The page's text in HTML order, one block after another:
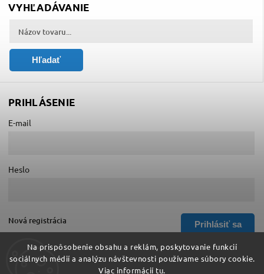
Na prispôsobenie obsahu a reklám, poskytovanie funkcií
sociálnych médií a analýzu návštevnosti používame súbory cookie.
Viac informácií tu.
VYHĽADÁVANIE
Hľadať
PRIHLÁSENIE
E-mail
Heslo
Prihlásiť sa
Nová registrácia
Zabudnuté heslo